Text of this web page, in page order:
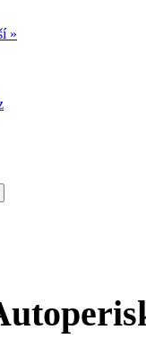
»